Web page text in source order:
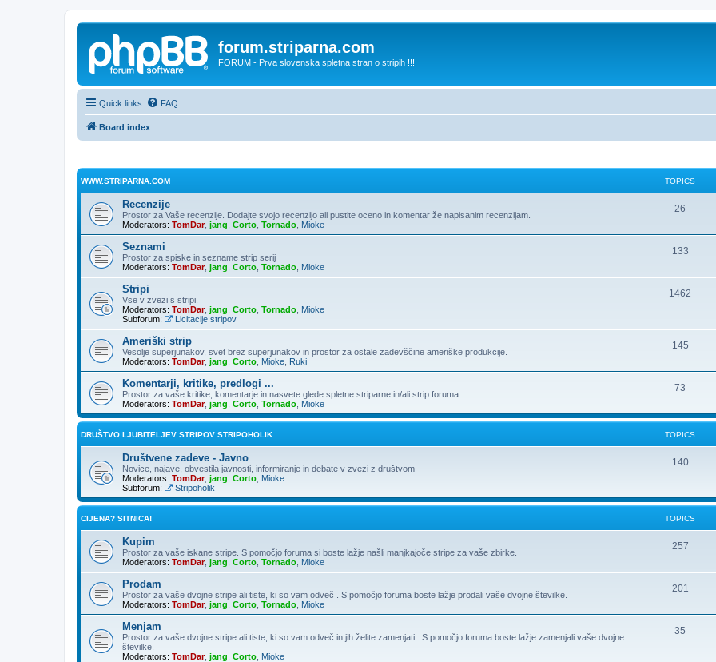
forum.striparna.com
FORUM - Prva slovenska spletna stran o stripih !!!
Quick links FAQ
Board index
WWW.STRIPARNA.COM TOPICS
Recenzije
Prostor za Vaše recenzije. Dodajte svojo recenzijo ali pustite oceno in komentar že napisanim recenzijam.
Moderators: TomDar, jang Corto Tornado Mioke
26
Seznami
Prostor za spiske in sezname strip serij
Moderators: TomDar, jang Corto Tornado Mioke
133
Stripi
Vse v zvezi s stripi.
Moderators: TomDar, jang Corto Tornado Mioke
Subforum:
Licitacije stripov
1462
Ameriški strip
Vesolje superjunakov, svet brez superjunakov in prostor za ostale zadevščine ameriške produkcije.
Moderators: TomDar, jang Corto Mioke Ruki
145
Komentarji, kritike, predlogi ...
Prostor za vaše kritike, komentarje in nasvete glede spletne striparne in/ali strip foruma
Moderators: TomDar, jang Corto Tornado Mioke
73
DRUŠTVO LJUBITELJEV STRIPOV STRIPOHOLIK TOPICS
Društvene zadeve - Javno
Novice, najave, obvestila javnosti, informiranje in debate v zvezi z društvom
Moderators: TomDar, jang Corto Mioke
Subforum:
Stripoholik
140
CIJENA? SITNICA! TOPICS
Kupim
Prostor za vaše iskane stripe. S pomočjo foruma si boste lažje našli manjkajoče stripe za vaše zbirke.
Moderators: TomDar, jang Corto Tornado Mioke
257
Prodam
Prostor za vaše dvojne stripe ali tiste, ki so vam odveč . S pomočjo foruma boste lažje prodali vaše dvojne številke.
Moderators: TomDar, jang Corto Tornado Mioke
201
Menjam
Prostor za vaše dvojne stripe ali tiste, ki so vam odveč in jih želite zamenjati . S pomočjo foruma boste lažje zamenjali vaše dvojne
številke.
Moderators: TomDar, jang Corto Mioke
35